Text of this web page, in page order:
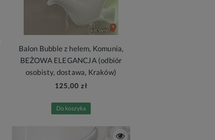
Balon Bubble z helem, Komunia,
BEŻOWA ELEGANCJA (odbiór
osobisty, dostawa, Kraków)
125,00 zł
Do koszyka